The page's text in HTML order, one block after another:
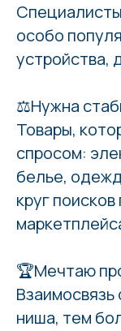
особо
устройства,
⚖️Нужна
Товары,
спросом:
белье,
круг
🏆Мечтаю
ниша, тем